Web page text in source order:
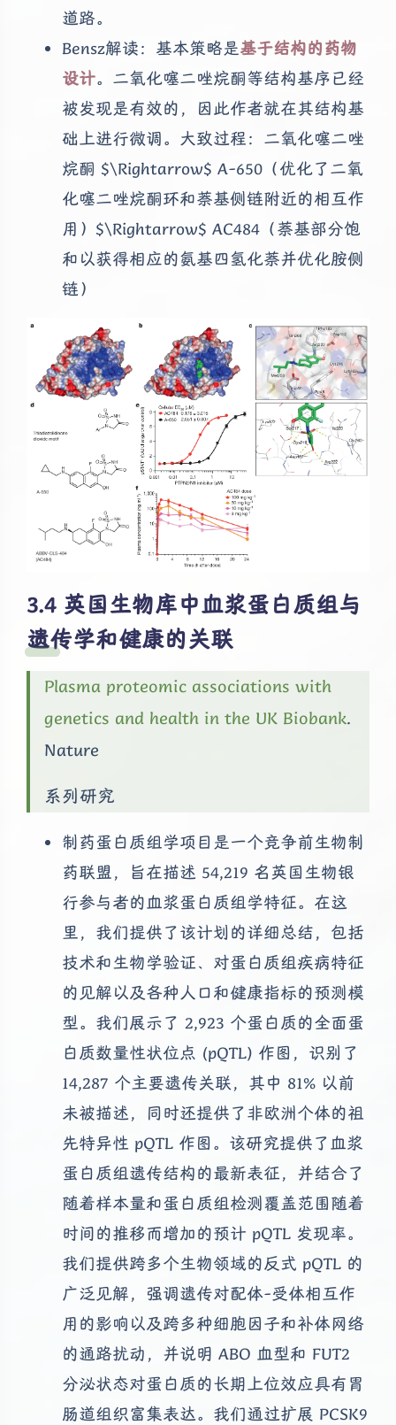
道路。
Bensz解读：基本策略是基于结构的药物
设计。二氧化噻二唑烷酮等结构基序已经
被发现是有效的，因此作者就在其结构基
础上进行微调。大致过程：二氧化噻二唑
烷酮 $\Rightarrow$ A-650（优化了二氧
化噻二唑烷酮环和萘基侧链附近的相互作
用）$\Rightarrow$ AC484（萘基部分饱
和以获得相应的氨基四氢化萘并优化胺侧
链）
英国生物库中血浆蛋白质组与
遗传学和健康的关联
Plasma proteomic associations with
genetics and health in the UK Biobank.
Nature
系列研究
制药蛋白质组学项目是一个竞争前生物制
药联盟，旨在描述 54,219 名英国生物银
行参与者的血浆蛋白质组学特征。在这
里，我们提供了该计划的详细总结，包括
技术和生物学验证、对蛋白质组疾病特征
的见解以及各种人口和健康指标的预测模
型。我们展示了 2,923 个蛋白质的全面蛋
白质数量性状位点 (pQTL) 作图，识别了
14,287 个主要遗传关联，其中 81% 以前
未被描述，同时还提供了非欧洲个体的祖
先特异性 pQTL 作图。该研究提供了血浆
蛋白质组遗传结构的最新表征，并结合了
随着样本量和蛋白质组检测覆盖范围随着
时间的推移而增加的预计 pQTL 发现率。
我们提供跨多个生物领域的反式 pQTL 的
广泛见解，强调遗传对配体-受体相互作
用的影响以及跨多种细胞因子和补体网络
的通路扰动，并说明 ABO 血型和 FUT2
分泌状态对蛋白质的长期上位效应具有胃
肠道组织富集表达。我们通过扩展 PCSK9